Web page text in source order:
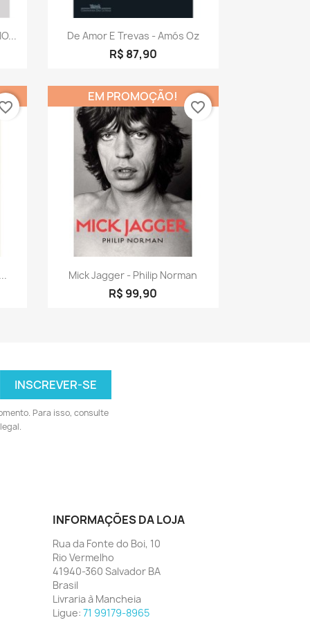
Visualização rápida
De Amor E Trevas - Amós Oz
R$ 87,90
Visualização rápida
Mick Jagger - Philip Norman
R$ 99,90
EM PROMOÇÃO!
favorite_border
Para isso, consulte
INFORMAÇÕES DA LOJA
Rua da Fonte do Boi, 10
Rio Vermelho
41940-360 Salvador BA
Brasil
Livraria à Mancheia
Ligue: 71 99179-8965